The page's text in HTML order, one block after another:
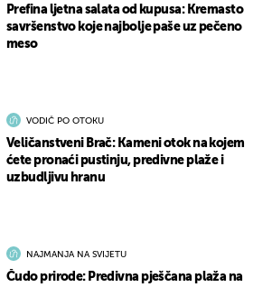
Prefina ljetna salata od kupusa: Kremasto
savršenstvo koje najbolje paše uz pečeno
meso
VODIČ PO OTOKU
Veličanstveni Brač: Kameni otok na kojem
ćete pronaći pustinju, predivne plaže i
uzbudljivu hranu
NAJMANJA NA SVIJETU
Čudo prirode: Predivna pješčana plaža na